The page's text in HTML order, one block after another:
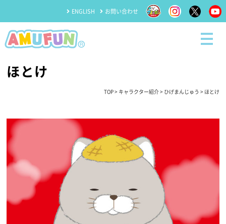
ENGLISH お問い合わせ
ほとけ
TOP> キャラクター紹介> ひげまんじゅう > ほとけ